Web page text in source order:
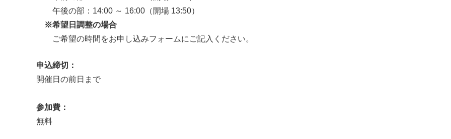
午後の部：14:00 ～ 16:00（開場 13:50）
※希望日調整の場合
ご希望の時間をお申し込みフォームにご記入ください。
申込締切：
開催日の前日まで
参加費：
無料